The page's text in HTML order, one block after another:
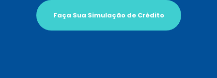
Faça Sua Simulação de Crédito